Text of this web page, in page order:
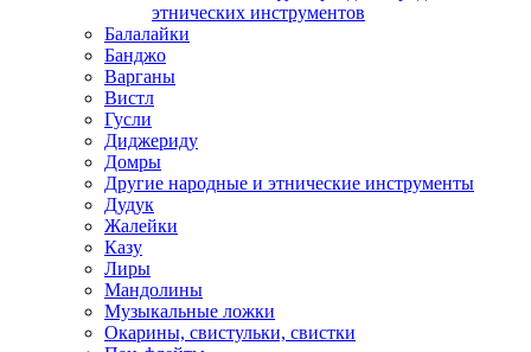
этнических инструментов
Балалайки
Банджо
Варганы
Вистл
Гусли
Диджериду
Домры
Другие народные и этнические инструменты
Дудук
Жалейки
Казу
Лиры
Мандолины
Музыкальные ложки
Окарины, свистульки, свистки